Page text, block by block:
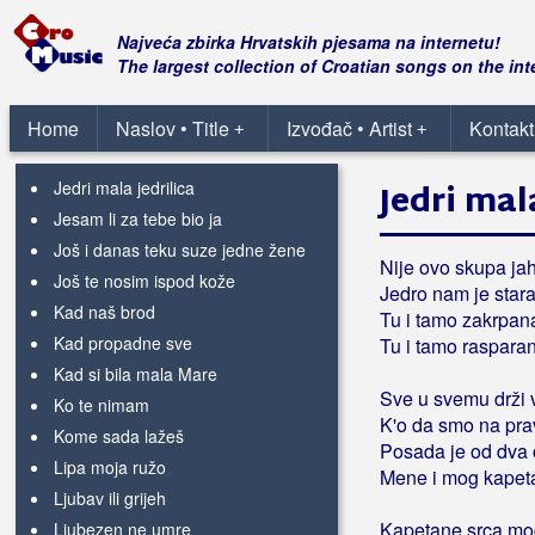
Najveća zbirka Hrvatskih pjesama na internetu!
The largest collection of Croatian songs on the
Home +
Naslov • Title +
Izvođač • Artist
Dajte mi vino
Dalmacijo, ljubav si vječna
Jače
Jedan dan života
Jedri mala jedrilica
Jesam li za tebe bio ja
Još i danas teku suze jedne žene
Još te nosim ispod kože
Kad naš brod
Kad propadne sve
Kad si bila mala Mare
Ko te nimam
Kome sada lažeš
Lipa moja ružo
Ljubav ili grijeh
Ljubezen ne umre
Jedri
Nije ovo skupa
Jedro nam je
Tu i tamo
Tu i tamo
Sve u svemu drži
K'o da smo na
Posada je od dva
Mene i mog